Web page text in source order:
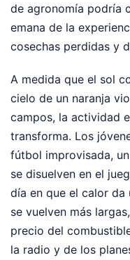
de agronomía podría
emana de la
cosechas perdidas y
A medida que el sol
cielo de un naranja
campos, la actividad
transforma. Los
fútbol improvisada,
se disuelven en el
día en que el calor da
se vuelven más
precio del
la radio y de los